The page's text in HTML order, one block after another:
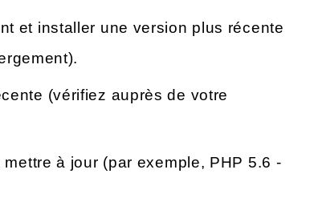
et installer une version plus récente
(vérifiez auprès de votre
à jour (par exemple, PHP 5.6 -